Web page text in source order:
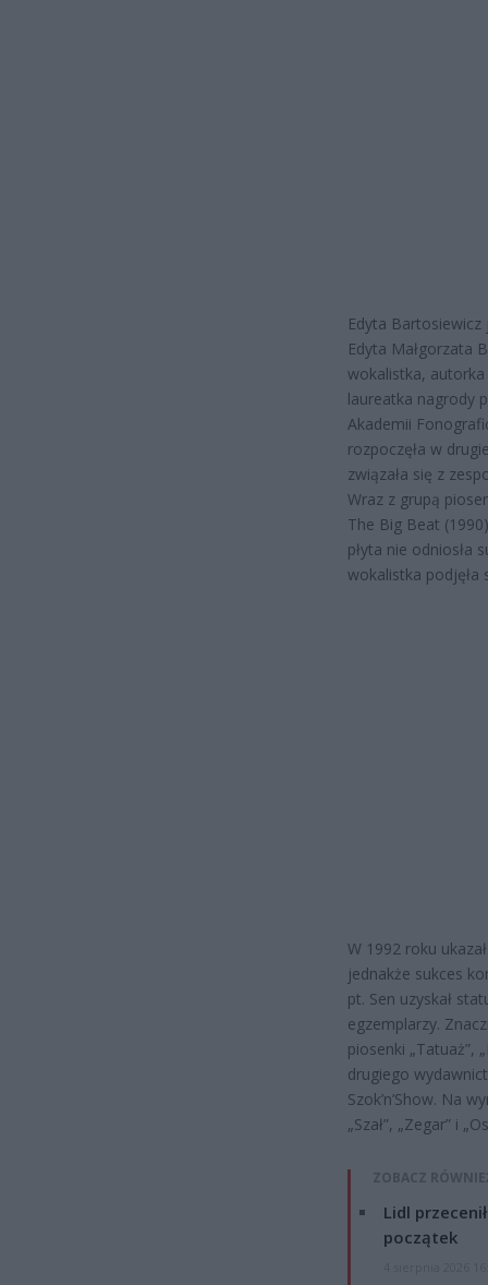
Edyta
Edyta Małgorzata
wokalistka,
laureatka nagrody
Akademii
rozpoczęła w
związała się z
Wraz z grupą
The Big Beat
płyta nie odniosła
wokalistka podjęła
W 1992 roku
jednakże sukces
pt. Sen uzyskał
egzemplarzy.
piosenki „Tatuaż”,
drugiego
Szok’n’Show. Na
„Szał”, „Zegar” i
ZOBACZ
Lidl
początek